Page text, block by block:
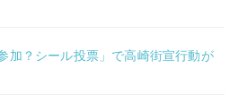
加？シール投票」で高崎街宣行動が